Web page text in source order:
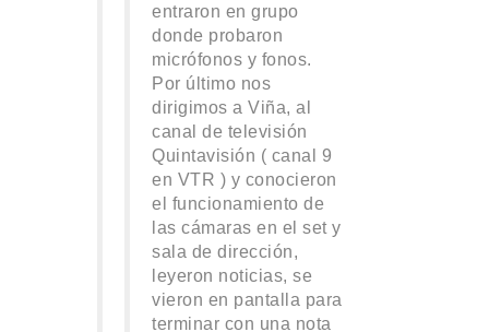
entraron en grupo
donde probaron
micrófonos y fonos.
Por último nos
dirigimos a Viña, al
canal de televisión
Quintavisión ( canal 9
en VTR ) y conocieron
el funcionamiento de
las cámaras en el set y
sala de dirección,
leyeron noticias, se
vieron en pantalla para
terminar con una nota